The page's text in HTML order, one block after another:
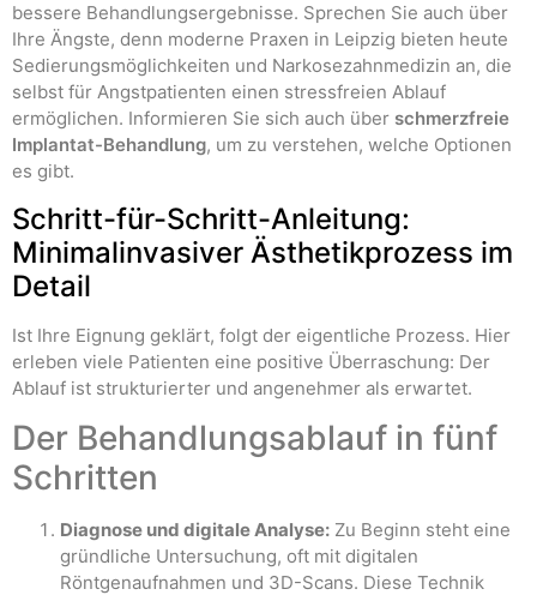
bessere Behandlungsergebnisse. Sprechen Sie auch über
Ihre Ängste, denn moderne Praxen in Leipzig bieten heute
Sedierungsmöglichkeiten und Narkosezahnmedizin an, die
selbst für Angstpatienten einen stressfreien Ablauf
ermöglichen. Informieren Sie sich auch über schmerzfreie
Implantat-Behandlung, um zu verstehen, welche Optionen
es gibt.
Schritt-für-Schritt-Anleitung:
Minimalinvasiver Ästhetikprozess im
Detail
Ist Ihre Eignung geklärt, folgt der eigentliche Prozess. Hier
erleben viele Patienten eine positive Überraschung: Der
Ablauf ist strukturierter und angenehmer als erwartet.
Der Behandlungsablauf in fünf
Schritten
Diagnose und digitale Analyse: Zu Beginn steht eine
gründliche Untersuchung, oft mit digitalen
Röntgenaufnahmen und 3D-Scans. Diese Technik